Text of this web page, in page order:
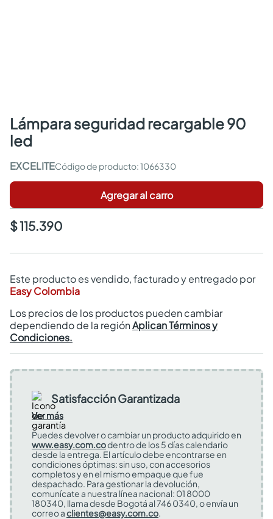
lámpara seguridad recargable 90
led
EXCELITE :1066330
Agregar al carro
$ 115.390
Este producto es vendido, facturado y entregado por
Easy Colombia
Los precios de los productos pueden cambiar
dependiendo de la regiónAplican Términos y
Condiciones.
Satisfacción Garantizada
Ver más
Puedes devolver o cambiar un producto adquirido en
www.easy.com.codentro de los 5 días calendario
desde la entrega. El artículo debe encontrarse en
condiciones óptimas: sin uso, con accesorios
completos y en el mismo empaque que fue
despachado. Para gestionar la devolución,
comunícate a nuestra línea nacional: 01 8000
180340, llama desde Bogotá al 746 0340, o envía un
correo aclientes@easy.com.co.